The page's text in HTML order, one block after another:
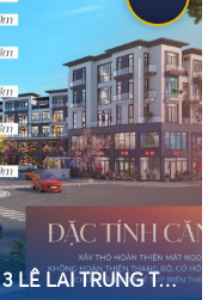
ƯU ĐÃI MỚI DÀNH CHO KHÁCH HÀNG !!